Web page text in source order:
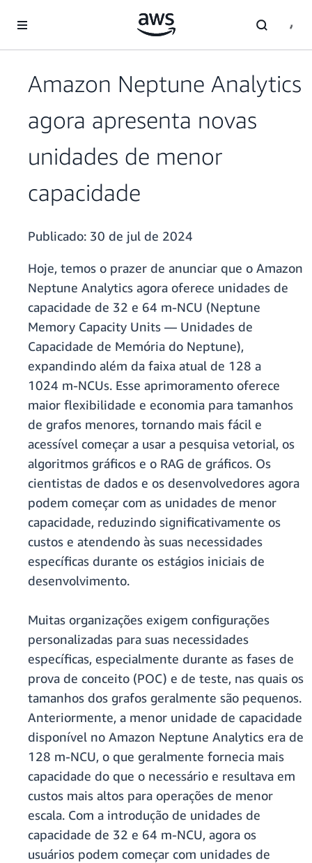
Pular para o conteúdo principal
Amazon Neptune Analytics
agora apresenta novas
unidades de menor
capacidade
Publicado: 30 de jul de 2024
Hoje, temos o prazer de anunciar que o Amazon
Neptune Analytics agora oferece unidades de
capacidade de 32 e 64 m-NCU (Neptune
Memory Capacity Units — Unidades de
Capacidade de Memória do Neptune),
expandindo além da faixa atual de 128 a
1024 m-NCUs. Esse aprimoramento oferece
maior flexibilidade e economia para tamanhos
de grafos menores, tornando mais fácil e
acessível começar a usar a pesquisa vetorial, os
algoritmos gráficos e o RAG de gráficos. Os
cientistas de dados e os desenvolvedores agora
podem começar com as unidades de menor
capacidade, reduzindo significativamente os
custos e atendendo às suas necessidades
específicas durante os estágios iniciais de
desenvolvimento.
Muitas organizações exigem configurações
personalizadas para suas necessidades
específicas, especialmente durante as fases de
prova de conceito (POC) e de teste, nas quais os
tamanhos dos grafos geralmente são pequenos.
Anteriormente, a menor unidade de capacidade
disponível no Amazon Neptune Analytics era de
128 m-NCU, o que geralmente fornecia mais
capacidade do que o necessário e resultava em
custos mais altos para operações de menor
escala. Com a introdução de unidades de
capacidade de 32 e 64 m-NCU, agora os
usuários podem começar com unidades de